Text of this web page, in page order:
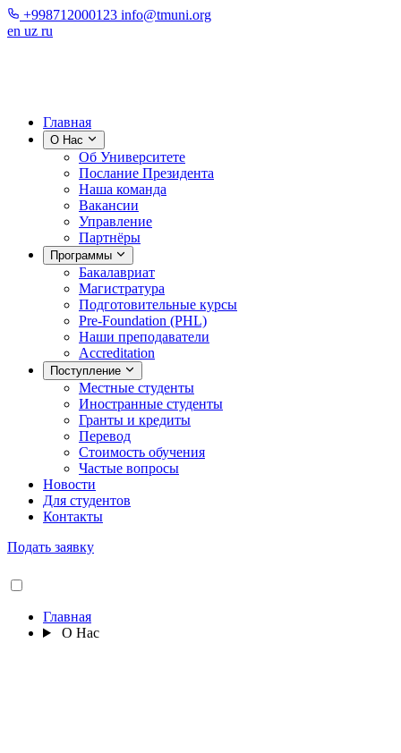
+998712000123 info@tmuni.org
en uz ru
Главная
О Нас
Об Университете
Послание Президента
Наша команда
Вакансии
Управление
Партнёры
Программы
Бакалавриат
Магистратура
Подготовительные курсы
Pre-Foundation (PHL)
Наши преподаватели
Accreditation
Поступление
Местные студенты
Иностранные студенты
Гранты и кредиты
Перевод
Стоимость обучения
Частые вопросы
Новости
Для студентов
Контакты
Подать заявку
Главная
О Нас